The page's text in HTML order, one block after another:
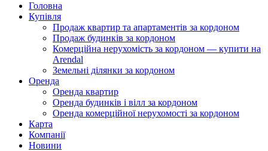
Головна
Купівля
Продаж квартир та апартаментів за кордоном
Продаж будинків за кордоном
Комерційна нерухомість за кордоном — купити на
Arendal
Земельні ділянки за кордоном
Оренда
Оренда квартир
Оренда будинків і вілл за кордоном
Оренда комерційної нерухомості за кордоном
Карта
Компанії
Новини